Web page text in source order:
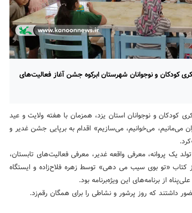
کودکان و نوجوانان شهرستان ابرکوه جشن آغاز فعالیت‌های
کودکان و نوجوانان استان یزد، همزمان با هفته ولایت و عید
با شعار«برای ایران می‌مانیم، می‌خوانیم، می‌سازیم» اقدام به برپایی جشن غدیر و
یک پروانه، معرفی واقعه غدیر، معرفی فعالیت‌های تابستان،
«تو بوی سیب می دهی» توسط زهره فلاح‌زاده و ایستگاه
از برنامه‌های این ویژه‌برنامه بود.